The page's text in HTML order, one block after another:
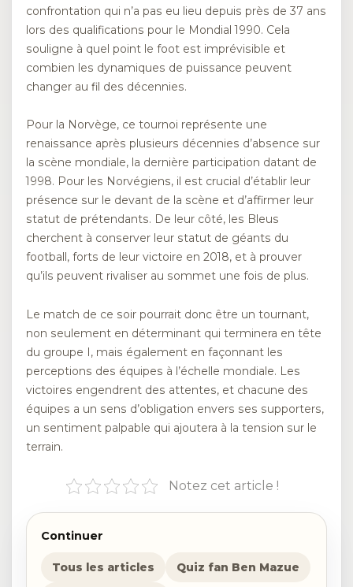
confrontation qui n’a pas eu lieu depuis près de 37 ans
lors des qualifications pour le Mondial 1990. Cela
souligne à quel point le foot est imprévisible et
combien les dynamiques de puissance peuvent
changer au fil des décennies.
Pour la Norvège, ce tournoi représente une
renaissance après plusieurs décennies d’absence sur
la scène mondiale, la dernière participation datant de
1998. Pour les Norvégiens, il est crucial d’établir leur
présence sur le devant de la scène et d’affirmer leur
statut de prétendants. De leur côté, les Bleus
cherchent à conserver leur statut de géants du
football, forts de leur victoire en 2018, et à prouver
qu’ils peuvent rivaliser au sommet une fois de plus.
Le match de ce soir pourrait donc être un tournant,
non seulement en déterminant qui terminera en tête
du groupe I, mais également en façonnant les
perceptions des équipes à l’échelle mondiale. Les
victoires engendrent des attentes, et chacune des
équipes a un sens d’obligation envers ses supporters,
un sentiment palpable qui ajoutera à la tension sur le
terrain.
Notez cet article !
Continuer
Tous les articles Quiz fan Ben Mazue